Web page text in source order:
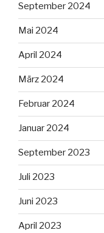
September 2024
Mai 2024
April 2024
März 2024
Februar 2024
Januar 2024
September 2023
Juli 2023
Juni 2023
April 2023